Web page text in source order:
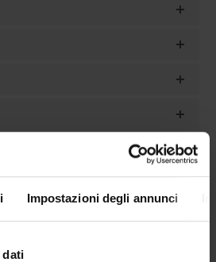
Impostazioni degli annunci
dati